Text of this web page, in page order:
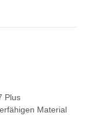
Plus
Material